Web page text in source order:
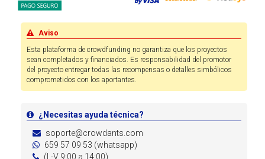
Aviso
Esta plataforma de crowdfunding no garantiza que los proyectos
sean completados y financiados. Es responsabilidad del promotor
del proyecto entregar todas las recompensas o detalles simbólicos
comprometidos con los aportantes.
¿Necesitas ayuda técnica?
soporte@crowdants.com
659 57 09 53 (whatsapp)
(L-V 9:00 a 14:00)